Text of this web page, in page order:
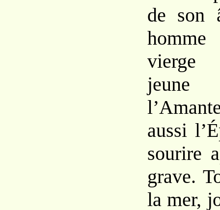
de son
vierge
aussi
sourire
grave.
lamer,